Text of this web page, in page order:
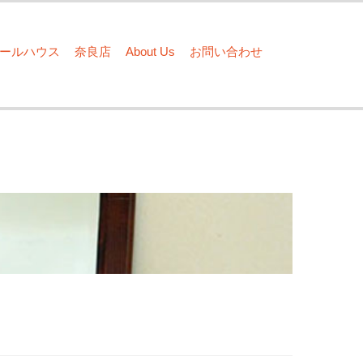
ドールハウス 奈良店 About Us お問い合わせ